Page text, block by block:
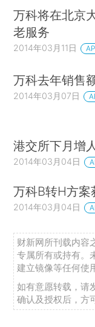
万科将在北京
老服务
2014年03月11日
万科去年销售
2014年03月07日
港交所下月增
2014年03月04日
万科B转H方案
2014年03月04日
财新网所刊载内容
专属所有或持有。
建立镜像等任何使
如有意愿转载，请
确认及授权后，方